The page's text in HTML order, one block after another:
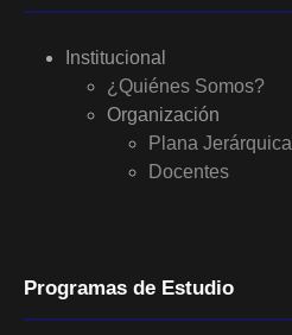
Institucional
¿Quiénes Somos?
Organización
Plana Jerárquica
Docentes
Programas de Estudio